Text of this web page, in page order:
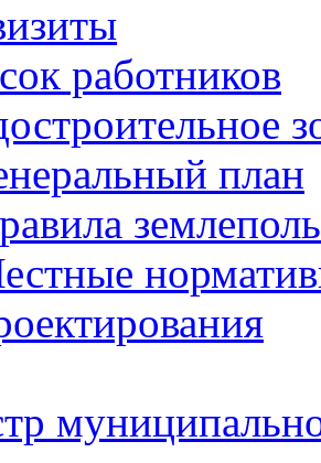
работников
план